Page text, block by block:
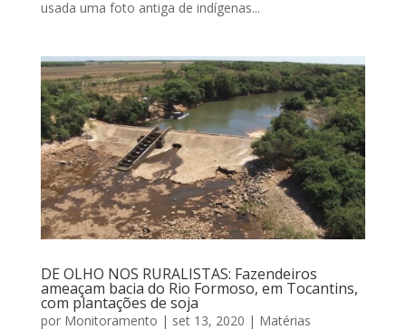
usada uma foto antiga de indígenas...
DE OLHO NOS RURALISTAS: Fazendeiros
ameaçam bacia do Rio Formoso, em Tocantins,
com plantações de soja
por Monitoramento | set 13, 2020 | Matérias